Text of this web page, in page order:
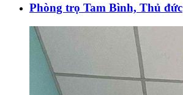
Phòng trọ Tam Bình, Thủ đức